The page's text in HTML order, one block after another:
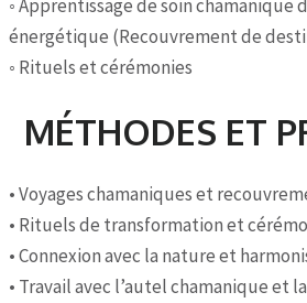
◦ Apprentissage de soin chamanique
énergétique (Recouvrement de
◦ Rituels et cérémonies
MÉTHODES ET
• Voyages chamaniques et
• Rituels de transformation et
• Connexion avec la nature et
• Travail avec l’autel chamanique et